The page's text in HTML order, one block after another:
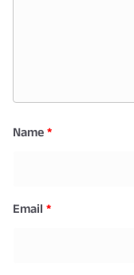
Name*
Email *